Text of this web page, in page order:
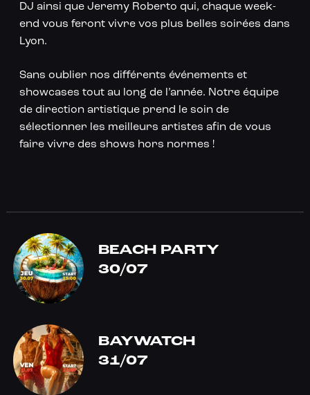
DJ ainsi que Jeremy Roberto qui, chaque week-
end vous feront vivre vos plus belles soirées dans
Lyon.
Sans oublier nos différents événements et
showcases tout au long de l’année. Notre équipe
de direction artistique prend le soin de
sélectionner les meilleurs artistes afin de vous
faire vivre des shows hors normes !
BEACH PARTY
30/07
BAYWATCH
31/07